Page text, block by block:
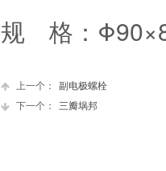
规 格：
上一个：
副电极螺栓
下一个：
三瓣埚邦